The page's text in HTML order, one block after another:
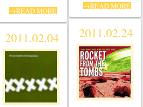
→READ MORE
→READ MORE
2011.02.24
2011.02.04